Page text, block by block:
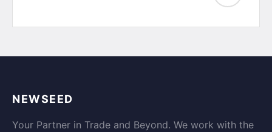
NEWSEED
Your Partner in Trade and Beyond. We work with the